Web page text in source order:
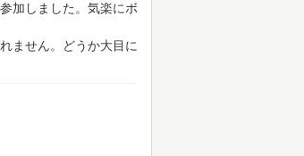
加しました。気楽にボ
ません。どうか大目に